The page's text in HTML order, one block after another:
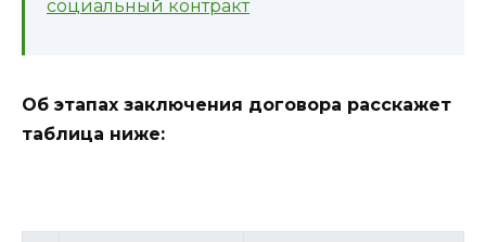
социальный контракт
Об этапах заключения договора расскажет
таблица ниже: